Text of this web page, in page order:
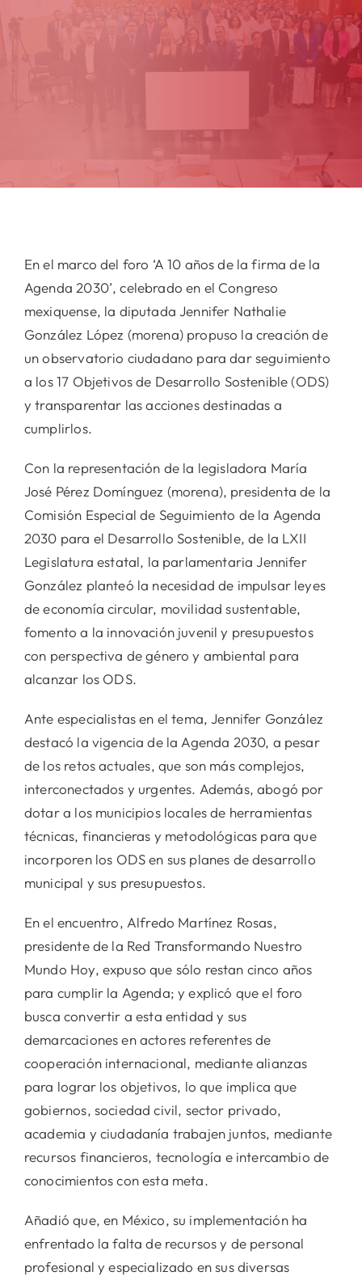
En el marco del foro ‘A 10 años de la firma de la
Agenda 2030’, celebrado en el Congreso
mexiquense, la diputada Jennifer Nathalie
González López (morena) propuso la creación de
un observatorio ciudadano para dar seguimiento
a los 17 Objetivos de Desarrollo Sostenible (ODS)
y transparentar las acciones destinadas a
cumplirlos.
Con la representación de la legisladora María
José Pérez Domínguez (morena), presidenta de la
Comisión Especial de Seguimiento de la Agenda
2030 para el Desarrollo Sostenible, de la LXII
Legislatura estatal, la parlamentaria Jennifer
González planteó la necesidad de impulsar leyes
de economía circular, movilidad sustentable,
fomento a la innovación juvenil y presupuestos
con perspectiva de género y ambiental para
alcanzar los ODS.
Ante especialistas en el tema, Jennifer González
destacó la vigencia de la Agenda 2030, a pesar
de los retos actuales, que son más complejos,
interconectados y urgentes. Además, abogó por
dotar a los municipios locales de herramientas
técnicas, financieras y metodológicas para que
incorporen los ODS en sus planes de desarrollo
municipal y sus presupuestos.
En el encuentro, Alfredo Martínez Rosas,
presidente de la Red Transformando Nuestro
Mundo Hoy, expuso que sólo restan cinco años
para cumplir la Agenda; y explicó que el foro
busca convertir a esta entidad y sus
demarcaciones en actores referentes de
cooperación internacional, mediante alianzas
para lograr los objetivos, lo que implica que
gobiernos, sociedad civil, sector privado,
academia y ciudadanía trabajen juntos, mediante
recursos financieros, tecnología e intercambio de
conocimientos con esta meta.
Añadió que, en México, su implementación ha
enfrentado la falta de recursos y de personal
profesional y especializado en sus diversas